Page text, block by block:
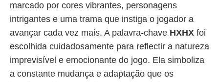
marcado por cores vibrantes, personagens
intrigantes e uma trama que instiga o jogador a
avançar cada vez mais. A palavra-chave HXHX foi
escolhida cuidadosamente para reflectir a natureza
imprevisível e emocionante do jogo. Ela simboliza
a constante mudança e adaptação que os